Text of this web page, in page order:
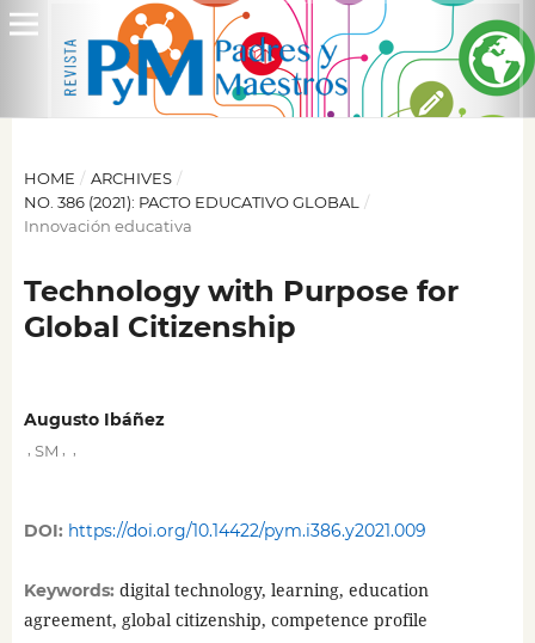
HOME / ARCHIVES /
NO. 386 (2021): PACTO EDUCATIVO GLOBAL
/
Innovación educativa
Technology with Purpose for
Global Citizenship
Augusto Ibáñez
SM
DOI: https://doi.org/10.14422/pym.i386.y2021.009
Keywords: digital technology, learning, education
agreement, global citizenship, competence profile